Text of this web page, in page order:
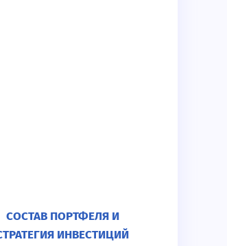
СОСТАВ ПОРТФЕЛЯ И
ИНВЕСТИЦИЙ